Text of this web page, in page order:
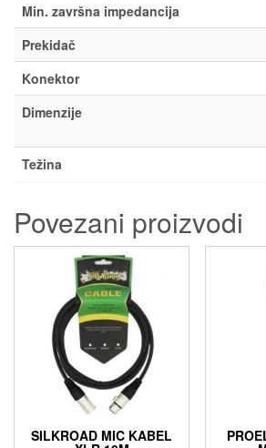
Min. završna impedancija
Prekidač
Konektor
Dimenzije
Težina
Povezani proizvodi
SILKROAD MIC KABEL